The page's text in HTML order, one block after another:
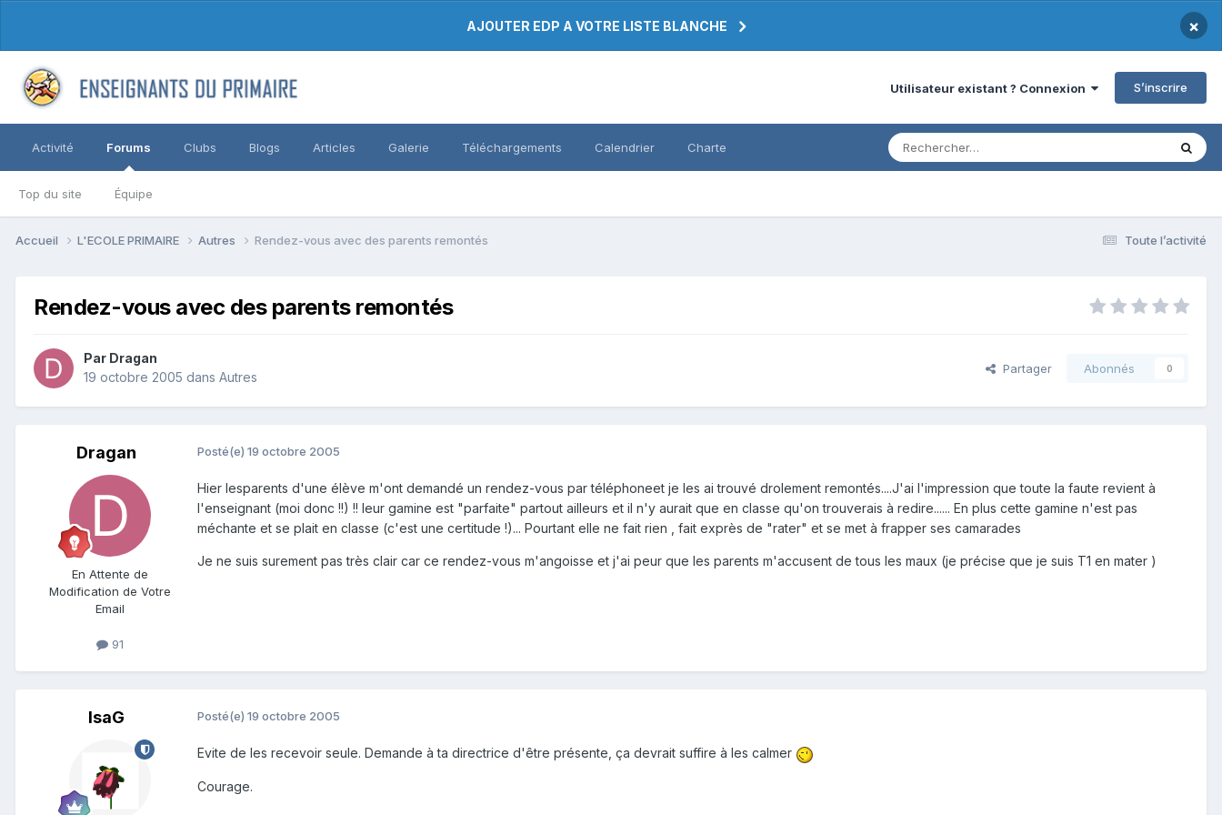
AJOUTER EDP A VOTRE LISTE BLANCHE ×
Utilisateur existant ? Connexion S’inscrire
Activité Forums
Top du site Équipe
Clubs Blogs Articles Galerie Téléchargements Calendrier Charte
Toute l’activité
Accueil L'ECOLE PRIMAIRE Autres Rendez-vous avec des parents remontés
Rendez-vous avec des parents remontés
Par Dragan
19 octobre 2005 dans Autres
Partager Abonnés 0
Dragan
En Attente de
Modification de Votre
Email
91
Posté(e) 19 octobre 2005
Hier lesparents d'une élève m'ont demandé un rendez-vous par téléphoneet je les ai trouvé drolement remontés....J'ai l'impression que toute la faute revient à
l'enseignant (moi donc !!) !! leur gamine est "parfaite" partout ailleurs et il n'y aurait que en classe qu'on trouverais à redire...... En plus cette gamine n'est pas
méchante et se plait en classe (c'est une certitude !)... Pourtant elle ne fait rien , fait exprès de "rater" et se met à frapper ses camarades
Je ne suis surement pas très clair car ce rendez-vous m'angoisse et j'ai peur que les parents m'accusent de tous les maux (je précise que je suis T1 en mater )
IsaG Posté(e) 19 octobre 2005
Evite de les recevoir seule. Demande à ta directrice d'être présente, ça devrait suffire à les calmer
Courage.